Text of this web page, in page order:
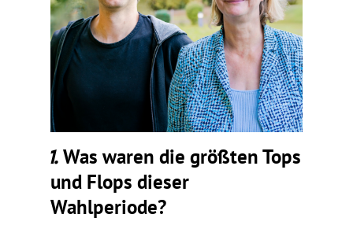
1.Was waren die größten Tops
und Flops dieser
Wahlperiode?